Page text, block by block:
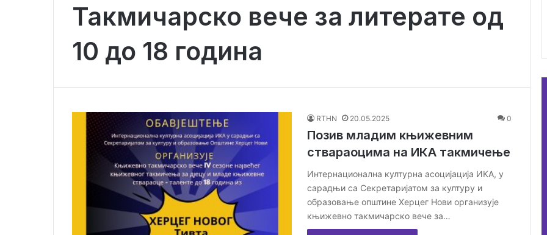
Такмичарско вече за литерате од
10 до 18 година
RTHN 20.05.2025 0
Позив младим књижевним
ствараоцима на ИКА такмичење
Интернационална културна асоцијација ИКА, у
сарадњи са Секретаријатом за културу и
образовање општине Херцег Нови организује
књижевно такмичарско вече за…